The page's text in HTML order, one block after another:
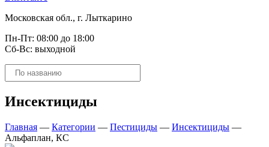
Московская обл., г. Лыткарино
Пн-Пт: 08:00 до 18:00
Сб-Вс: выходной
Поиск
товаров
Инсектициды
Главная — Категории — Пестициды — Инсектициды —
Альфаплан, КС